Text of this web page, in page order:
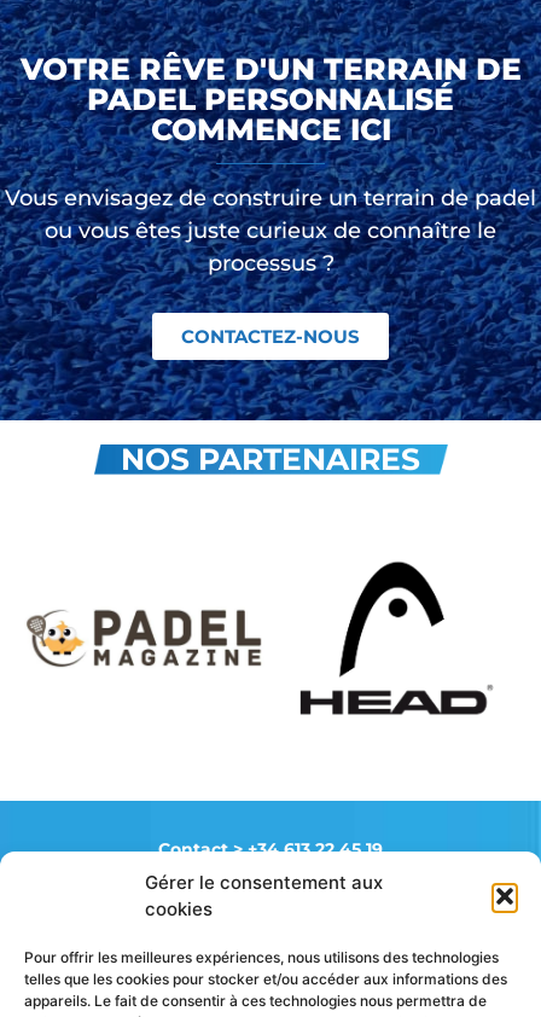
Gérer le consentement aux
cookies
Pour offrir les meilleures expériences, nous utilisons des technologies
telles que les cookies pour stocker et/ou accéder aux informations des
appareils. Le fait de consentir à ces technologies nous permettra de
VOTRE RÊVE D'UN TERRAIN DE
PADEL PERSONNALISÉ
COMMENCE ICI
Vous envisagez de construire un terrain de padel
ou vous êtes juste curieux de connaître le
processus ?
CONTACTEZ-NOUS
NOS PARTENAIRES
Contact > +34 613 22 45 19
Politique de cookies (UE)